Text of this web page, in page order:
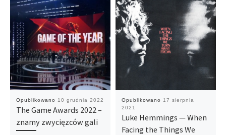
Opublikowano 10 grudnia 2022
The Game Awards 2022 –
znamy zwycięzców gali
Opublikowano
17 sierpnia
2021
Luke Hemmings — When
Facing the Things We